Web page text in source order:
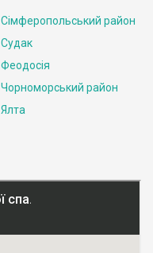
Сімферопольський район
Судак
Феодосія
Чорноморський район
Ялта